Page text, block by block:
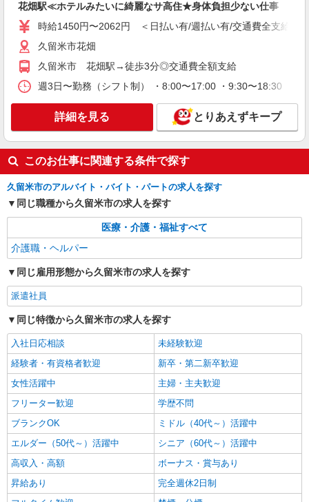
アルバイト パート 派遣社員 紹介予定派遣
日研トータルソーシング株式会社 メディカルケア事業部/博多オフィ
ス
介護スタッフ／資格あり or 経験者
時給1,320円〜1,400円 ◆無資格・経験者：時
給1,320円〜 ◆初任者研修・未経験：時給1,320
円〜 ◆初任者研修・経験者：時給1,350円〜 ◆介
護福祉士：時給1,400円〜 ※経験者は3ヶ月以上 ※
給与幅は経験・能力による ★週払いOK（規定あ
り）
は3000ヶ所以上★ 自宅から通いやすいエリアな
ど、お好きな勤務地をお選び下さい！！
キープ 詳細を見る
（株）ウィルオブ・ワークCW 福岡支店/ms400101
介護施設のケアスタッフ
時給1350円 ◆前払い・日払い・週払いOK
福岡県久留米市西鉄久留米駅周辺
キープ
派遣社員
株式会社kotrio /●FK-H-2012226
西鉄久留米駅｜未経験でも大丈夫◎研修が手厚
い有料住宅の介護♪
時給1450円〜2062円 ＜日払い有/週払い有/交
通費全支給(ガソリン代含む)＞
最寄り駅：西鉄久留米
詳細を見る
花畑駅≪ホテルみたいに綺麗なサ高住★身体負担少ない仕事
時給1450円〜2062円 ＜日払い有/週払い有/交通費全支給(ガ
久留米市花畑
久留米市 花畑駅→徒歩3分◎交通費全額支給
週3日〜勤務（シフト制） ・8:00〜17:00 ・9:30〜18:30 ・
詳細を見る とりあえずキープ
このお仕事に関連する条件で探す
久留米市のアルバイト・バイト・パートの求人を探す
同じ職種から久留米市の求人を探す
医療・介護・福祉すべて
介護職・ヘルパー
同じ雇用形態から久留米市の求人を探す
派遣社員
同じ特徴から久留米市の求人を探す
入社日応相談
未経験歓迎
経験者・有資格者歓迎
新卒・第二新卒歓迎
女性活躍中
主婦・主夫歓迎
フリーター歓迎
学歴不問
ブランクOK
ミドル（40代～）活躍中
エルダー（50代～）活躍中
シニア（60代～）活躍中
高収入・高額
ボーナス・賞与あり
昇給あり
完全週休2日制